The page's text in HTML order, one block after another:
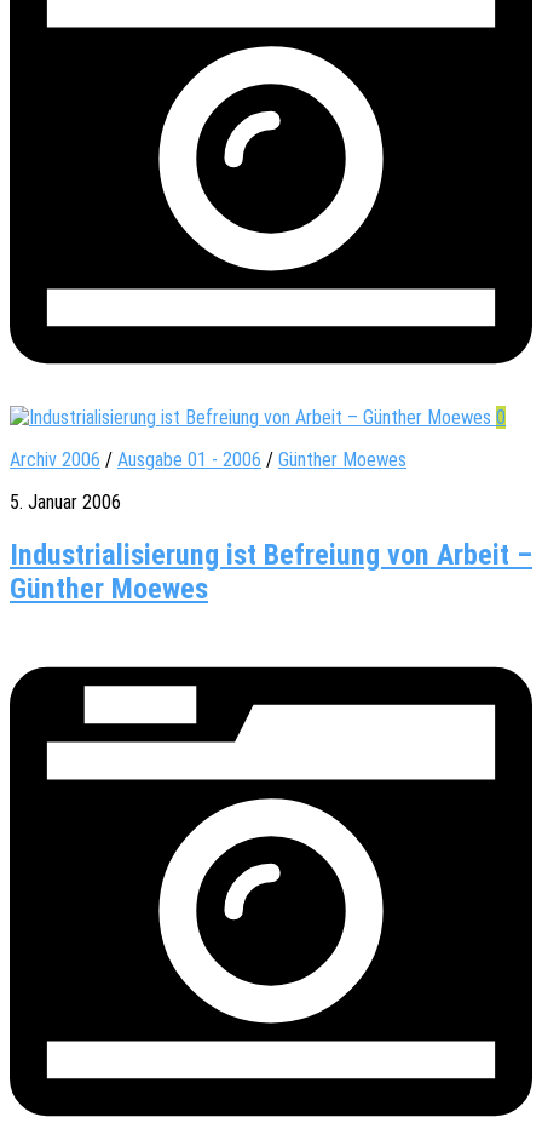
0
Archiv 2006 / Ausgabe 01 - 2006 / Günther Moewes
5. Januar 2006
Industrialisierung ist Befreiung von Arbeit –
Günther Moewes